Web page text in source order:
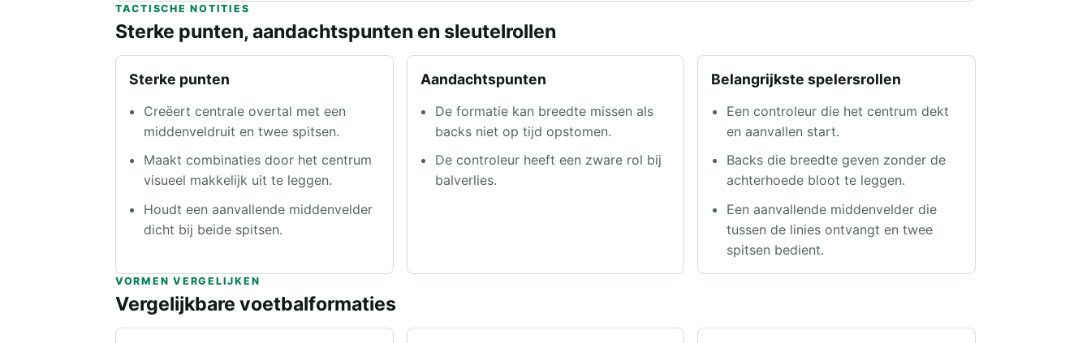
TACTISCHE NOTITIES
Sterke punten, aandachtspunten en sleutelrollen
Sterke punten
Creëert centrale overtal met een
middenveldruit en twee spitsen.
Maakt combinaties door het centrum
visueel makkelijk uit te leggen.
Houdt een aanvallende middenvelder
dicht bij beide spitsen.
Aandachtspunten
De formatie kan breedte missen als
backs niet op tijd opstomen.
De controleur heeft een zware rol bij
balverlies.
Belangrijkste spelersrollen
Een controleur die het centrum dekt
en aanvallen start.
Backs die breedte geven zonder de
achterhoede bloot te leggen.
Een aanvallende middenvelder die
tussen de linies ontvangt en twee
spitsen bedient.
VORMEN VERGELIJKEN
Vergelijkbare voetbalformaties